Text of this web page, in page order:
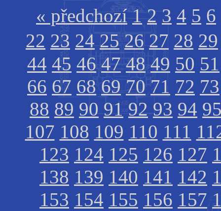
« předchozí 1 2 3 4 5 6
22 23 24 25 26 27 28 29
44 45 46 47 48 49 50 51
66 67 68 69 70 71 72 73
88 89 90 91 92 93 94
107 108 109 110 111
123 124 125 126 127
138 139 140 141 142
153 154 155 156 157